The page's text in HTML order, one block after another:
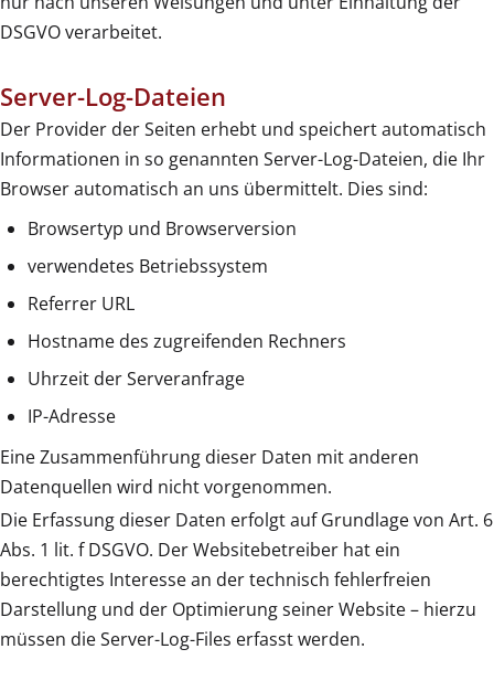
DSGVO verarbeitet.
Server-Log-Dateien
Der Provider der Seiten erhebt und speichert automatisch
Informationen in so genannten Server-Log-Dateien, die Ihr
Browser automatisch an uns übermittelt. Dies sind:
Browsertyp und Browserversion
verwendetes Betriebssystem
Referrer URL
Hostname des zugreifenden Rechners
Uhrzeit der Serveranfrage
IP-Adresse
Eine Zusammenführung dieser Daten mit anderen
Datenquellen wird nicht vorgenommen.
Die Erfassung dieser Daten erfolgt auf Grundlage von Art. 6
Abs. 1 lit. f DSGVO. Der Websitebetreiber hat ein
berechtigtes Interesse an der technisch fehlerfreien
Darstellung und der Optimierung seiner Website – hierzu
müssen die Server-Log-Files erfasst werden.